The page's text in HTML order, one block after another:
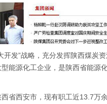
开发”战略，充分发挥陕西煤炭
能源化工企业，是陕西省能源
省西安市，现有职工近13.7